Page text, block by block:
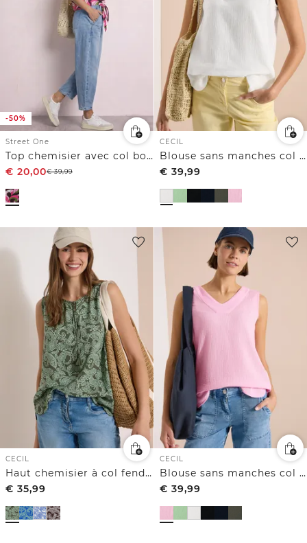
-50%
Street One
Top chemisier avec col bowling et nœuds
€ 20,00€39,99
CECIL
Blouse sans manches col V en gaze de coton
€ 39,99
CECIL
Haut chemisier à col fendu et imprimé
€ 35,99
CECIL
Blouse sans manches col V en gaze de coton
€ 39,99